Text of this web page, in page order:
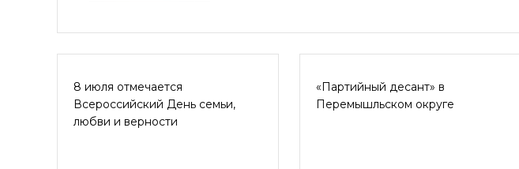
8 июля отмечается
Всероссийский День семьи,
любви и верности
«Партийный десант» в
Перемышльском округе